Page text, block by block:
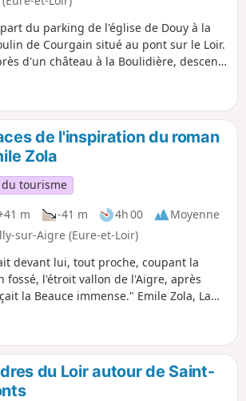
du parking de l'église de Douy à la
de Courgain situé au pont sur le Loir.
d'un château à la Boulidière, descente
jusqu'au vieux lavoir et la Chapelle
s'effectue en partie par le même
écarte pour contourner les étangs de la
pouvons découvrir des foulques ainsi
La fin de la randonnée conduit à
Loir puis à proximité du Château du
l'église de Douy.
de l'inspiration du roman
Zola
tourisme
m -41 m 4h 00
Moyenne
sur-Aigre (Eure-et-Loir)
devant lui, tout proche, coupant la
fossé, l'étroit vallon de l'Aigre, après
la Beauce immense." Emile Zola, La
Zola décida de séjourner pour écrire
plus connus, La terre.
du Loir autour de Saint-